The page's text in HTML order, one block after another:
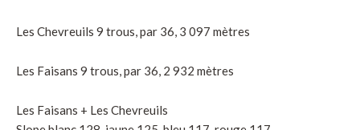
Les Chevreuils 9 trous, par 36, 3 097 mètres
Les Faisans 9 trous, par 36, 2 932 mètres
Les Faisans + Les Chevreuils